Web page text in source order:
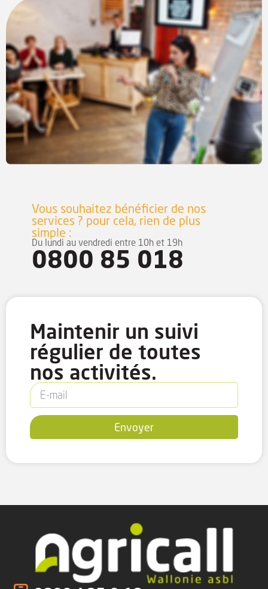
Vous souhaitez bénéficier de nos
services ? pour cela, rien de plus
simple :
Du lundi au vendredi entre 10h et 19h
0800 85 018
Maintenir un suivi
régulier de toutes
nos activités.
Envoyer